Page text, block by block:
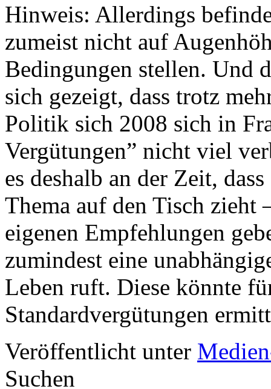
Hinweis: Allerdings
zumeist nicht auf
Bedingungen stellen. Und
sich gezeigt, dass trotz
Politik sich 2008 sich in
Vergütungen” nicht viel
es deshalb an der Zeit,
Thema auf den Tisch zieht
eigenen Empfehlungen
zumindest eine
Leben ruft. Diese könnte
Standardvergütungen
Veröffentlicht unter
Suchen